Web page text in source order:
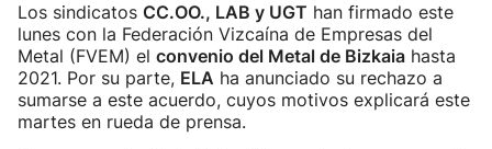
Los sindicatos CC.OO., LAB y UGT han firmado este
lunes con la Federación Vizcaína de Empresas del
Metal (FVEM) el convenio del Metal de Bizkaia hasta
2021. Por su parte, ELA ha anunciado su rechazo a
sumarse a este acuerdo, cuyos motivos explicará este
martes en rueda de prensa.